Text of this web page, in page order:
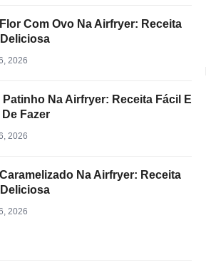
Com Ovo Na Airfryer: Receita
2026
Patinho Na Airfryer: Receita Fácil E
Fazer
2026
Na Airfryer: Receita
2026